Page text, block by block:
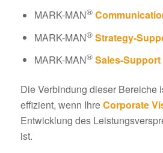
MARK-MAN®
MARK-MAN® Strategy-
MARK-MAN® Sales-Support
Die Verbindung dieser Bereiche
effizient, wenn IhreCorporate
Entwicklung des
ist.